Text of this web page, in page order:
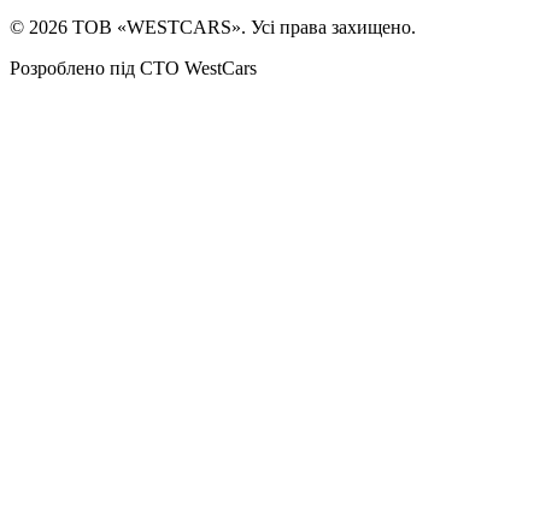
© 2026 ТОВ «WESTCARS». Усі права захищено.
Розроблено під СТО WestCars